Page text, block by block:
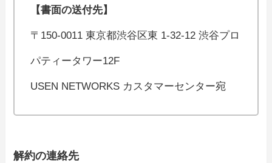
【書面の送付先】
〒150-0011 東京都渋谷区東 1-32-12 渋谷プロ
パティータワー12F
USEN NETWORKS カスタマーセンター宛
解約の連絡先